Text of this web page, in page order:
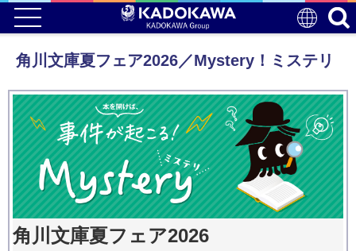
角川文庫夏フェア2026／Mystery！ミステリ
角川文庫夏フェア2026